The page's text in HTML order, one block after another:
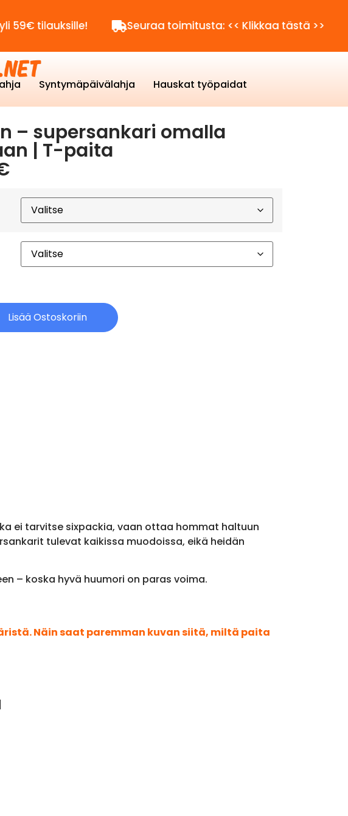
Seuraa toimitusta: << Klikkaa tästä >>
Syntymäpäivälahja
Hauskat työpaidat
– supersankari omalla
| T-paita
Lisää Ostoskoriin
ei tarvitse sixpackia, vaan ottaa hommat haltuun
tulevat kaikissa muodoissa, eikä heidän
– koska hyvä huumori on paras voima.
Näin saat paremman kuvan siitä, miltä paita